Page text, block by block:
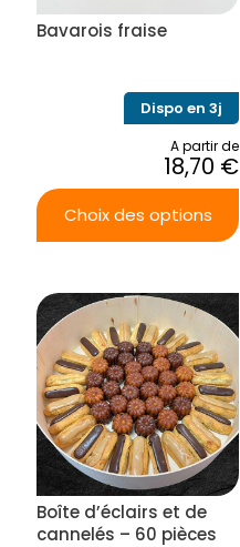
page
Bavarois fraise
Dispo en 3j
A partir de
18,70 €
Choix des options
a
plusieurs
variations.
Les
options
peuvent
être
choisies
sur
la
page
du
Boîte d’éclairs et de
cannelés – 60 pièces